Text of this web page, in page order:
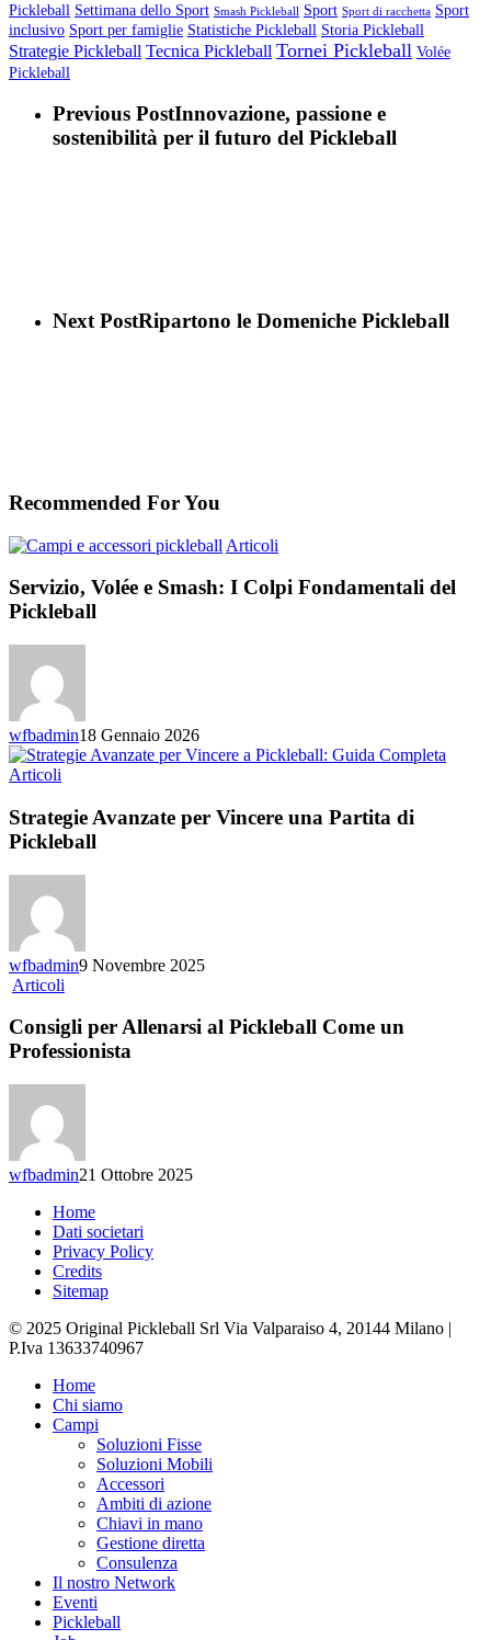
Pickleball Settimana dello Sport Smash Pickleball Sport Sport di racchetta Sport
inclusivo Sport per famiglie Statistiche Pickleball Storia Pickleball
Strategie Pickleball Tecnica Pickleball Tornei Pickleball Volée
Pickleball
Previous PostInnovazione, passione e
sostenibilità per il futuro del Pickleball
Next PostRipartono le Domeniche Pickleball
Recommended For You
Articoli
e
Smash:
Servizio, Volée e Smash: I Colpi Fondamentali del
Pickleball
wfbadmin18 Gennaio 2026
Articoli
per
Vincere
una
Partita
Pickleball
Strategie Avanzate per Vincere una Partita di
Pickleball
wfbadmin9 Novembre 2025
Articoli
Allenarsi
al
Pickleball
Come
Consigli per Allenarsi al Pickleball Come un
Professionista
wfbadmin21 Ottobre 2025
Home
Dati societari
Privacy Policy
Credits
Sitemap
© 2025 Original Pickleball Srl Via Valparaiso 4, 20144 Milano |
P.Iva 13633740967
Close
Menu
Home
Chi siamo
Campi
Soluzioni Fisse
Soluzioni Mobili
Accessori
Ambiti di azione
Chiavi in mano
Gestione diretta
Consulenza
Il nostro Network
Eventi
Pickleball